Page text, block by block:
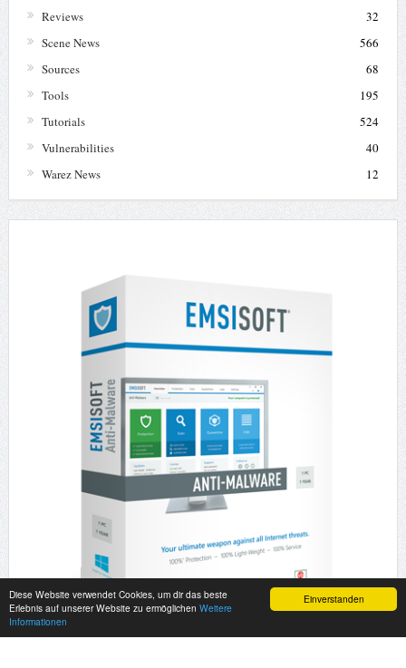
Einverstanden
Diese Website verwendet Cookies, um dir das beste
Erlebnis auf unserer Website zu ermöglichen Weitere
Informationen
Reviews
32
Scene News
566
Sources
68
Tools
195
Tutorials
524
Vulnerabilities
40
Warez News
12